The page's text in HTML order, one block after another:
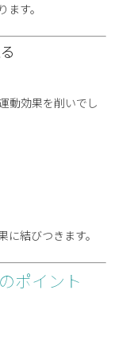
す。
動効果を削いでし
結びつきます。
ポイント